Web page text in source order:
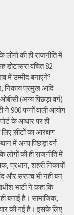
लोगों की ही राजनीति में
डोटासरा वंचित 82
में उम्मीद बनाएंगे?
निकाय प्रमुख आदि
(अन्य पिछड़ा वर्ग)
ने 900 पन्नों वाली आयोग
के आधार पर ही
सीटों का आरक्षण
में अन्य पिछड़ा वर्ग
लोगों की ही राजनीति में
प्रधान, शहरी निकायों
और सरपंच भी नहीं बन
भाटी ने कहा कि
बनाई है। सामाजिक,
की गई है। इसके लिए